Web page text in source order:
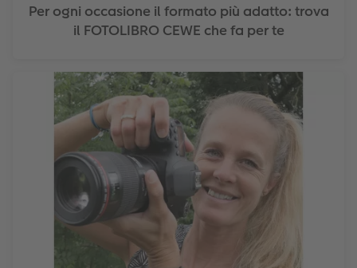
Per ogni occasione il formato più adatto: trova
il FOTOLIBRO CEWE che fa per te